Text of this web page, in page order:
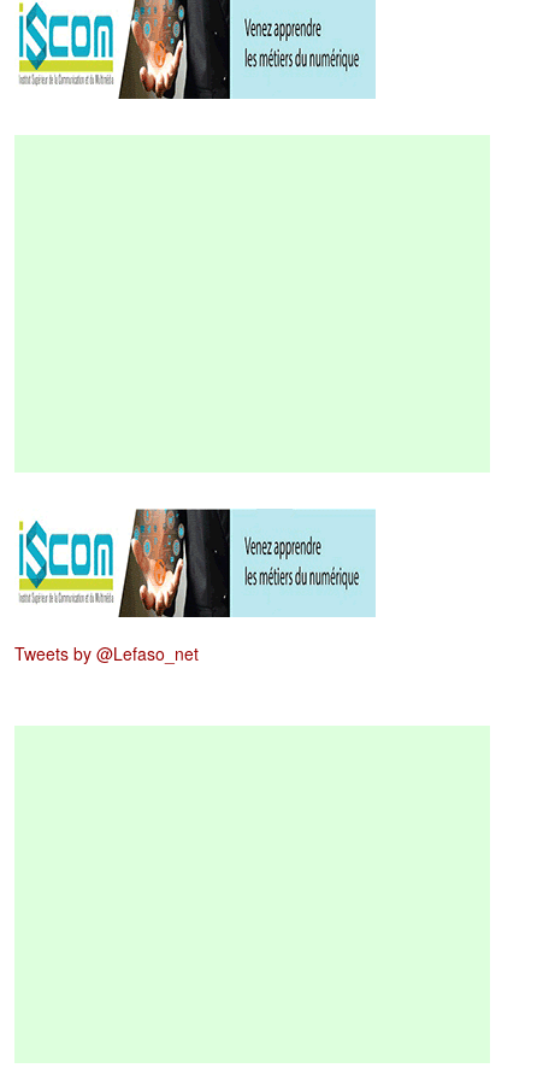
Tweets by @Lefaso_net